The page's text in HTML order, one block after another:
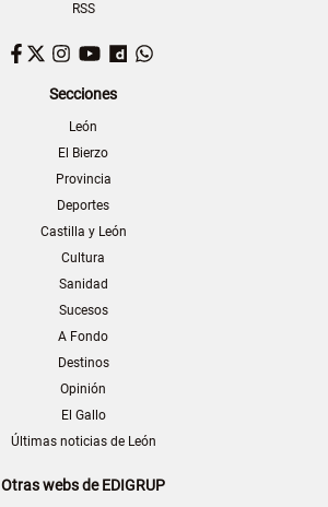
RSS
Facebook
TwitterInstagram
YouTubeDailymotion
Secciones
León
El Bierzo
Provincia
Deportes
Castilla y León
Cultura
Sanidad
Sucesos
A Fondo
Destinos
Opinión
El Gallo
Últimas noticias de León
Otras webs de EDIGRUP